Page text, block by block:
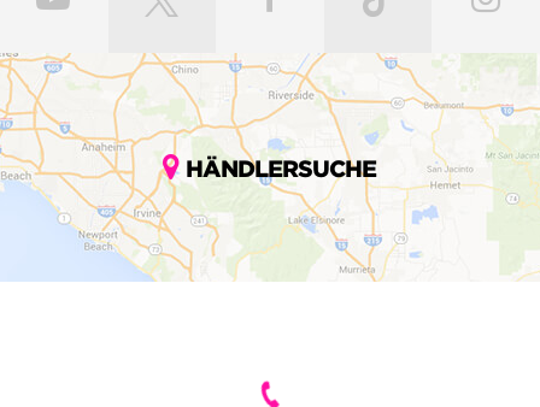
HÄNDLERSUCHE